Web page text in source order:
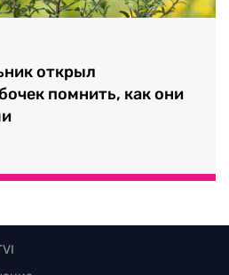
открыл
помнить, как они